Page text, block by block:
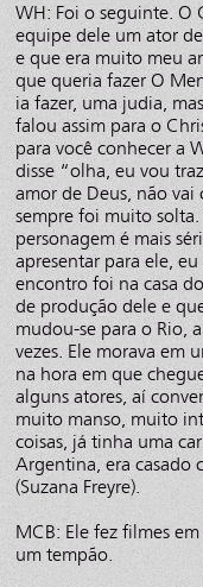
WH: Foi o seguinte. O
equipe dele um ator
e que era muito meu
que queria fazer O
ia fazer, uma judia,
falou assim para o
para você conhecer a
disse “olha, eu vou
amor de Deus, não vai
sempre foi muito solta.
personagem é mais
apresentar para ele,
encontro foi na casa
de produção dele e
mudou-se para o Rio,
vezes. Ele morava em
na hora em que
alguns atores, aí
muito manso, muito
coisas, já tinha uma
Argentina, era casado
(Suzana Freyre).
MCB: Ele fez filmes
um tempão.